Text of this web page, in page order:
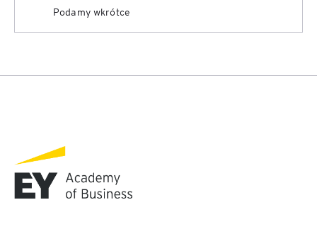
Podamy wkrótce